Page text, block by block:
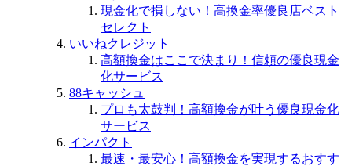
現金化で損しない！高換金率優良店ベスト
セレクト
いいねクレジット
高額換金はここで決まり！信頼の優良現金
化サービス
88キャッシュ
プロも太鼓判！高額換金が叶う優良現金化
サービス
インパクト
最速・最安心！高額換金を実現するおすす